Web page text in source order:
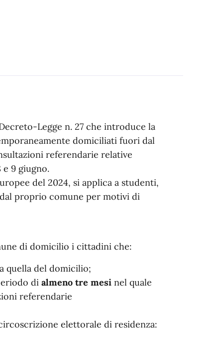
Legge n. 27 che introduce la
domiciliati fuori dal
referendarie relative
e 9 giugno.
del 2024, si applica a studenti,
proprio comune per motivi di
di domicilio i cittadini che:
quella del domicilio;
di almeno tre mesi nel quale
referendarie
elettorale di residenza: